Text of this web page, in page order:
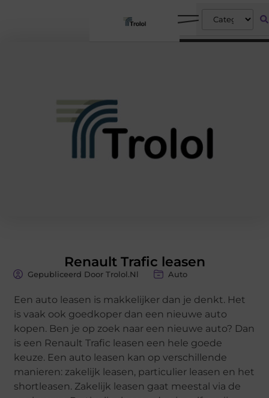
Renault Trafic leasen
Gepubliceerd Door Trolol.nl Auto
Een auto leasen is makkelijker dan je denkt. Het
is vaak ook goedkoper dan een nieuwe auto
kopen. Ben je op zoek naar een nieuwe auto? Dan
is een Renault Trafic leasen een hele goede
keuze. Een auto leasen kan op verschillende
manieren: zakelijk leasen, particulier leasen en het
shortleasen. Zakelijk leasen gaat meestal via de